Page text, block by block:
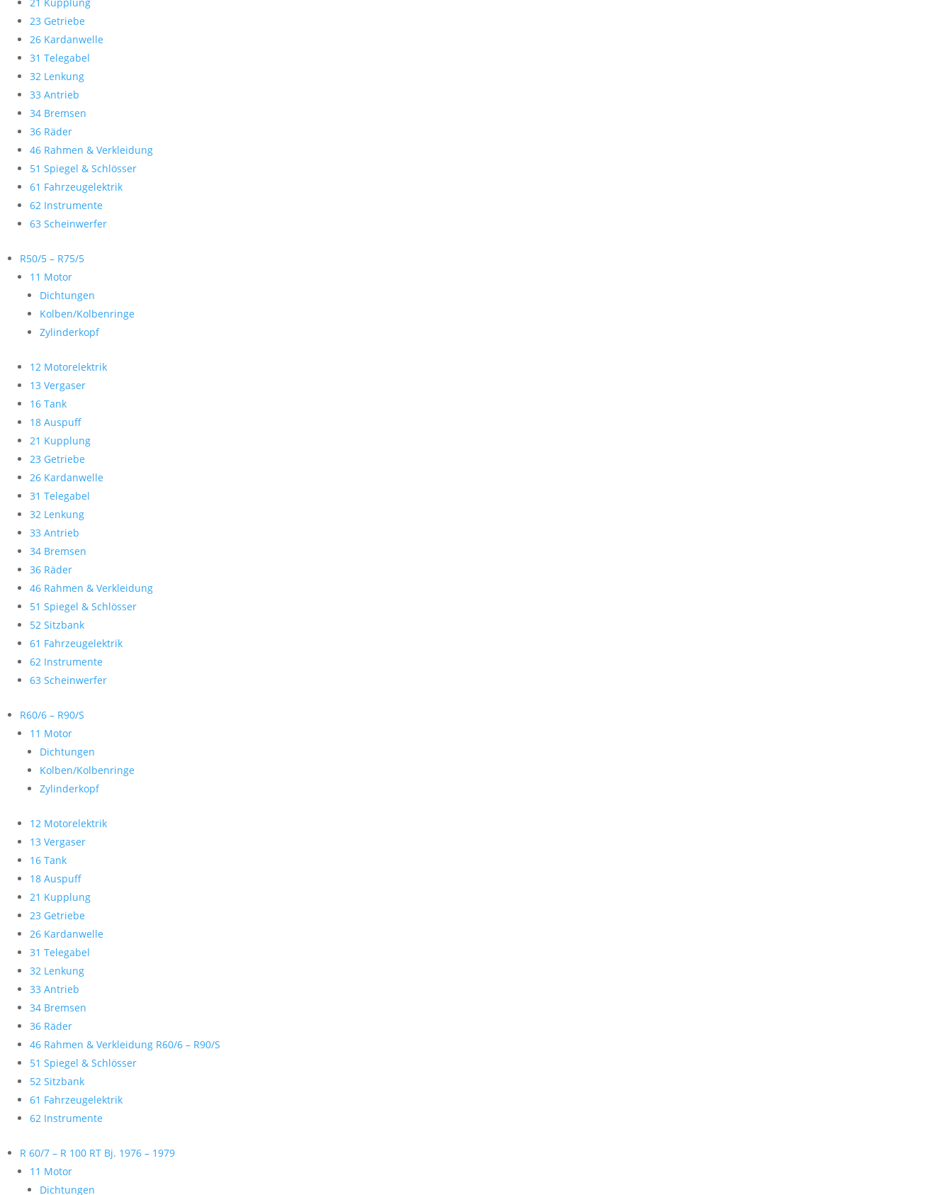
23 Getriebe
26 Kardanwelle
31 Telegabel
32 Lenkung
33 Antrieb
34 Bremsen
36 Räder
46 Rahmen & Verkleidung
51 Spiegel & Schlösser
61 Fahrzeugelektrik
62 Instrumente
63 Scheinwerfer
R50/5 – R75/5
11 Motor
Dichtungen
Kolben/Kolbenringe
Zylinderkopf
12 Motorelektrik
13 Vergaser
16 Tank
18 Auspuff
21 Kupplung
23 Getriebe
26 Kardanwelle
31 Telegabel
32 Lenkung
33 Antrieb
34 Bremsen
36 Räder
46 Rahmen & Verkleidung
51 Spiegel & Schlösser
52 Sitzbank
61 Fahrzeugelektrik
62 Instrumente
63 Scheinwerfer
R60/6 – R90/S
11 Motor
Dichtungen
Kolben/Kolbenringe
Zylinderkopf
12 Motorelektrik
13 Vergaser
16 Tank
18 Auspuff
21 Kupplung
23 Getriebe
26 Kardanwelle
31 Telegabel
32 Lenkung
33 Antrieb
34 Bremsen
36 Räder
46 Rahmen & Verkleidung R60/6 – R90/S
51 Spiegel & Schlösser
52 Sitzbank
61 Fahrzeugelektrik
62 Instrumente
R 60/7 – R 100 RT Bj. 1976 – 1979
11 Motor
Dichtungen